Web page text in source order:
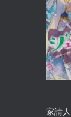
家請